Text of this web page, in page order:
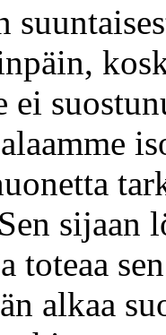
ei
sijaan
toteaa
alkaa